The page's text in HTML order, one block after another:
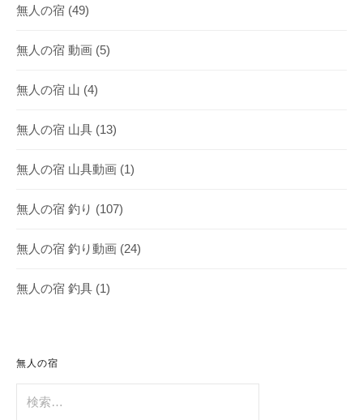
無人の宿 (49)
無人の宿 動画 (5)
無人の宿 山 (4)
無人の宿 山具 (13)
無人の宿 山具動画 (1)
無人の宿 釣り (107)
無人の宿 釣り動画 (24)
無人の宿 釣具 (1)
無人の宿
索: